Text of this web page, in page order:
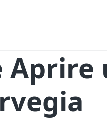
Aprire